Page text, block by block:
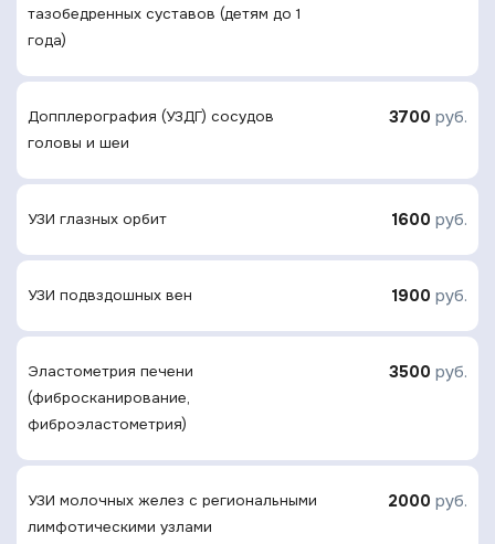
тазобедренных суставов (детям до 1
года)
Допплерография (УЗДГ) сосудов
головы и шеи
3700 руб.
УЗИ глазных орбит 1600 руб.
УЗИ подвздошных вен 1900 руб.
Эластометрия печени
(фибросканирование,
фиброэластометрия)
3500 руб.
УЗИ молочных желез с региональными
лимфотическими узлами
2000 руб.